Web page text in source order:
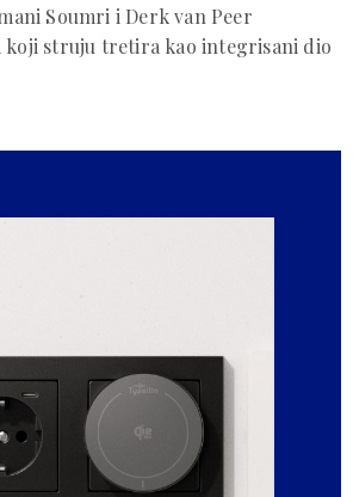
Soumri i Derk van Peer
koji struju tretira kao integrisani dio